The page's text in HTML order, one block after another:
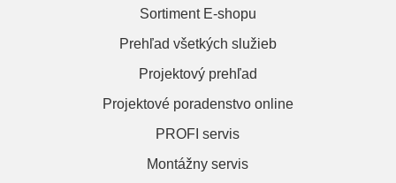
Sortiment E-shopu
Prehľad všetkých služieb
Projektový prehľad
Projektové poradenstvo online
PROFI servis
Montážny servis